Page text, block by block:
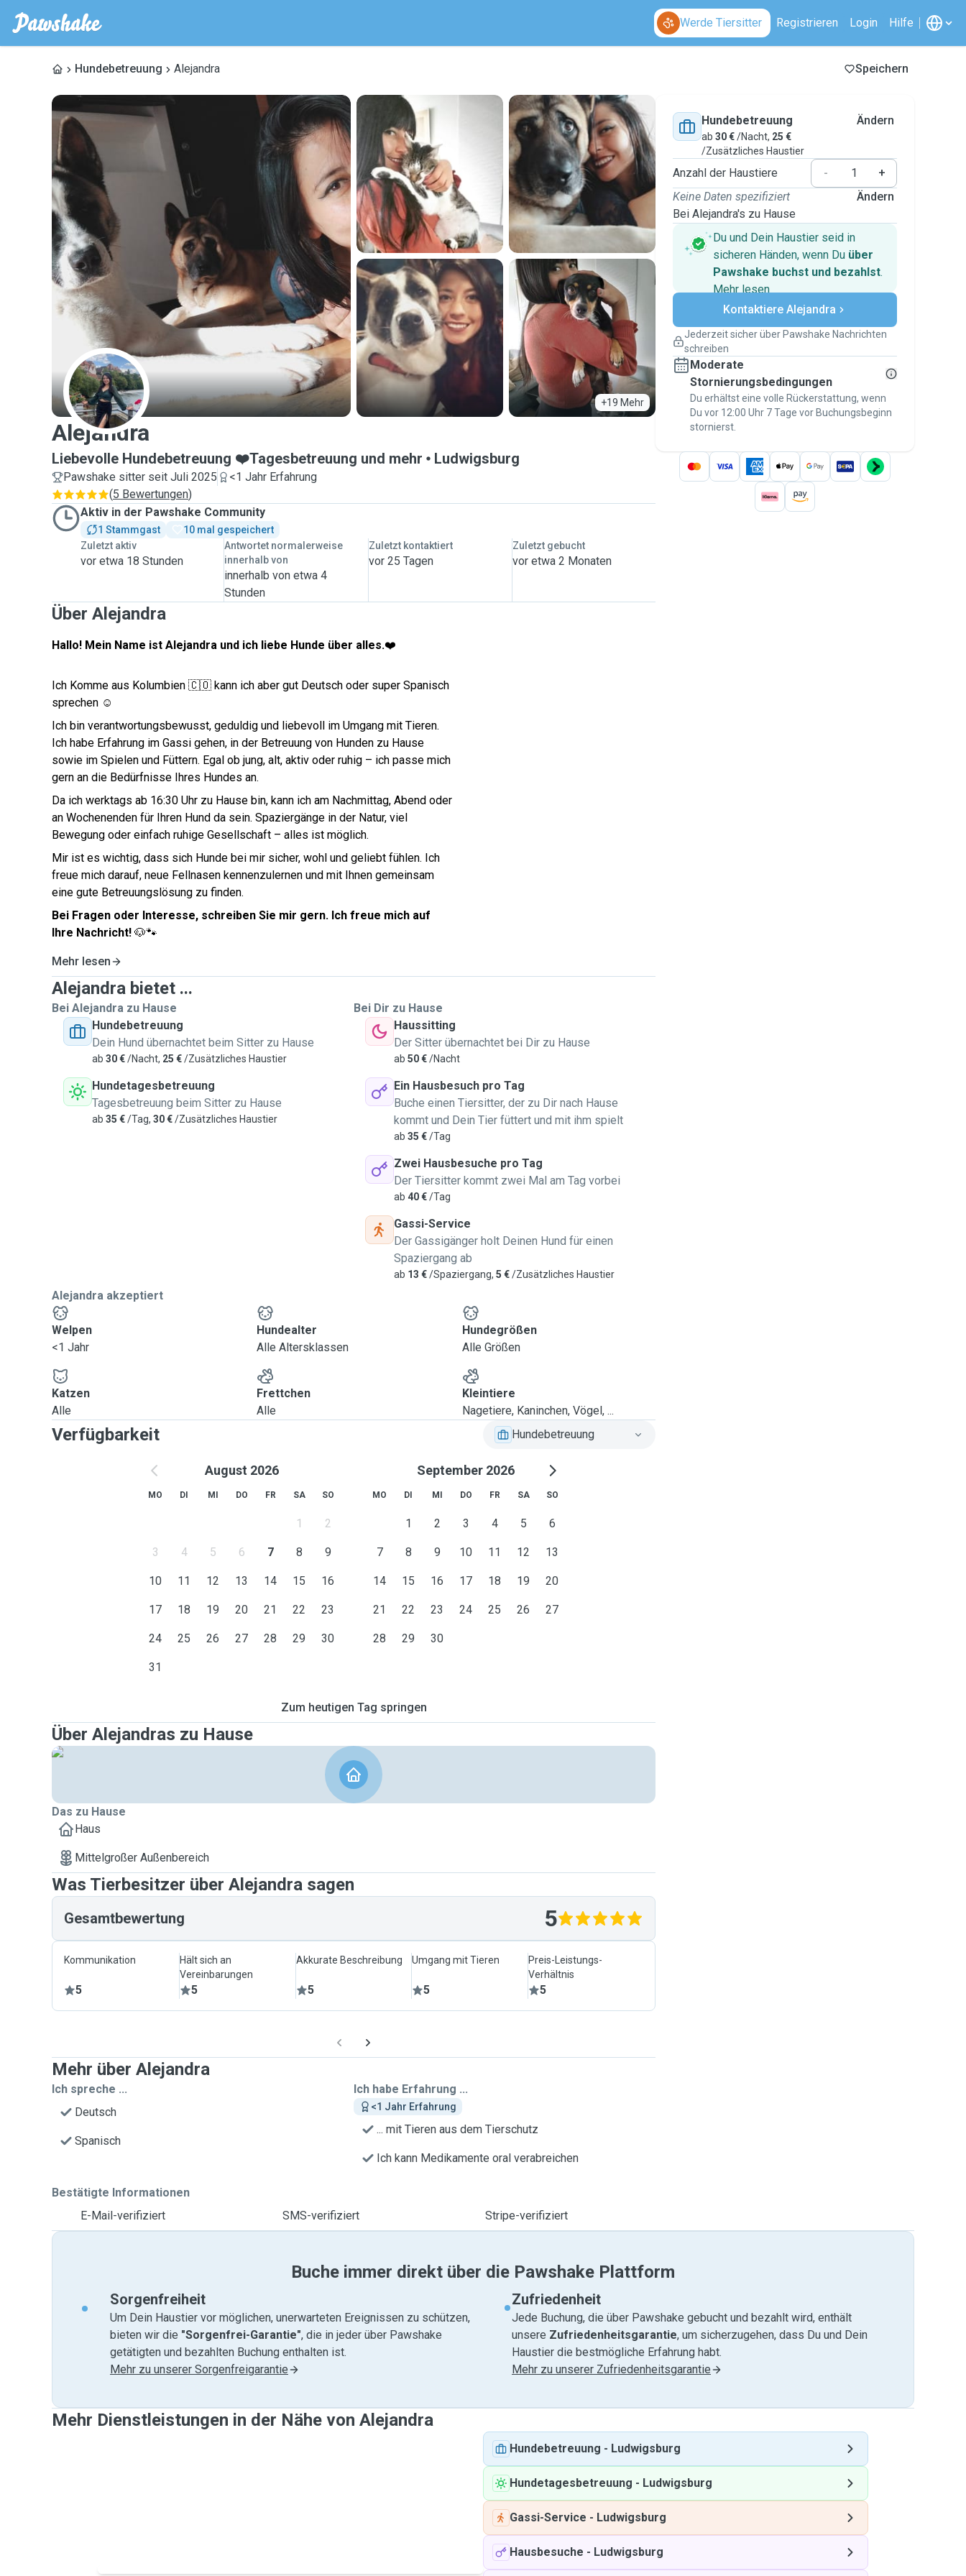
Werde Tiersitter Registrieren Login Hilfe
Hundebetreuung Alejandra Speichern
+19 Mehr
A
Alejandra
Liebevolle Hundebetreuung ❤️Tagesbetreuung und mehr Ludwigsburg
Pawshake sitter seit Juli 2025
<1 Jahr Erfahrung
(5 Bewertungen)
Aktiv in der Pawshake Community
1 Stammgast
10 mal gespeichert
Zuletzt aktiv
vor etwa 18 Stunden
Antwortet normalerweise
innerhalb von
innerhalb von etwa 4
Stunden
Zuletzt kontaktiert
vor 25 Tagen
Zuletzt gebucht
vor etwa 2 Monaten
Über Alejandra
Hallo! Mein Name ist Alejandra und ich liebe Hunde über alles.❤️
Ich Komme aus Kolumbien 🇨🇴 kann ich aber gut Deutsch oder super Spanisch
sprechen ☺️
Ich bin verantwortungsbewusst, geduldig und liebevoll im Umgang mit Tieren.
Ich habe Erfahrung im Gassi gehen, in der Betreuung von Hunden zu Hause
sowie im Spielen und Füttern. Egal ob jung, alt, aktiv oder ruhig – ich passe mich
gern an die Bedürfnisse Ihres Hundes an.
Da ich werktags ab 16:30 Uhr zu Hause bin, kann ich am Nachmittag, Abend oder
an Wochenenden für Ihren Hund da sein. Spaziergänge in der Natur, viel
Bewegung oder einfach ruhige Gesellschaft – alles ist möglich.
Mir ist es wichtig, dass sich Hunde bei mir sicher, wohl und geliebt fühlen. Ich
freue mich darauf, neue Fellnasen kennenzulernen und mit Ihnen gemeinsam
eine gute Betreuungslösung zu finden.
Bei Fragen oder Interesse, schreiben Sie mir gern. Ich freue mich auf
Ihre Nachricht! 🐶🐾
Mehr lesen
Alejandra bietet ...
Bei Alejandra zu Hause
Hundebetreuung
Dein Hund übernachtet beim Sitter zu Hause
ab 30 €/Nacht, 25 €/Zusätzliches Haustier
Hundetagesbetreuung
Tagesbetreuung beim Sitter zu Hause
ab 35 €/Tag, 30 €/Zusätzliches Haustier
Bei Dir zu Hause
Haussitting
Der Sitter übernachtet bei Dir zu Hause
ab 50 €/Nacht
Ein Hausbesuch pro Tag
Buche einen Tiersitter, der zu Dir nach Hause
kommt und Dein Tier füttert und mit ihm spielt
ab 35 €/Tag
Zwei Hausbesuche pro Tag
Der Tiersitter kommt zwei Mal am Tag vorbei
ab 40 €/Tag
Gassi-Service
Der Gassigänger holt Deinen Hund für einen
Spaziergang ab
ab 13 €/Spaziergang, 5 €/Zusätzliches Haustier
Alejandra akzeptiert
Welpen
<1 Jahr
Hundealter
Alle Altersklassen
Hundegrößen
Alle Größen
Katzen
Alle
Frettchen
Alle
Kleintiere
Nagetiere, Kaninchen, Vögel, ...
Verfügbarkeit Hundebetreuung
August 2026
MO DI MI DO FR SA SO
1 2
3 4 5 6 7 8 9
10 11 12 13 14 15 16
17 18 19 20 21 22 23
24 25 26 27 28 29 30
31
September 2026
MO DI MI DO FR SA SO
1 2 3 4 5 6
7 8 9 10 11 12 13
14 15 16 17 18 19 20
21 22 23 24 25 26 27
28 29 30
Zum heutigen Tag springen
Über Alejandras zu Hause
Das zu Hause
Haus
Mittelgroßer Außenbereich
Was Tierbesitzer über Alejandra sagen
Gesamtbewertung 5
Kommunikation
5
Hält sich an
Vereinbarungen
5
Akkurate Beschreibung
5
Umgang mit Tieren
5
Preis-Leistungs-
Verhältnis
5
Mehr über Alejandra
Ich spreche ...
Deutsch
Spanisch
Ich habe Erfahrung ...
<1 Jahr Erfahrung
... mit Tieren aus dem Tierschutz
Ich kann Medikamente oral verabreichen
Bestätigte Informationen
E-Mail-verifiziert
SMS-verifiziert Stripe-verifiziert
Hundebetreuung
ab 30 €/Nacht, 25 €
/Zusätzliches Haustier
Ändern
Anzahl der Haustiere -
+
Keine Daten spezifiziert
Bei Alejandra's zu Hause
Ändern
Du und Dein Haustier seid in
sicheren Händen, wenn Du über
Pawshake buchst und bezahlst.
Mehr lesenSichere Zahlungen
Unterstützung, falls sich Deine
Versicherte Buchungen
Erledige alles über Pawshake – von der
ersten Nachricht bis zur Bezahlung –, um
über diePawshake-Garantieabgesichert zu
sein
Kontaktiere Alejandra
Jederzeit sicher über Pawshake Nachrichten
schreiben
Moderate
Stornierungsbedingungen
Du erhältst eine volle Rückerstattung, wenn
Du vor 12:00 Uhr 7 Tage vor Buchungsbeginn
stornierst.
Buche immer direkt über die Pawshake Plattform
Sorgenfreiheit
Um Dein Haustier vor möglichen, unerwarteten Ereignissen zu schützen,
bieten wir die "Sorgenfrei-Garantie", die in jeder über Pawshake
getätigten und bezahlten Buchung enthalten ist.
Mehr zu unserer Sorgenfreigarantie
Zufriedenheit
Jede Buchung, die über Pawshake gebucht und bezahlt wird, enthält
unsere Zufriedenheitsgarantie, um sicherzugehen, dass Du und Dein
Haustier die bestmögliche Erfahrung habt.
Mehr zu unserer Zufriedenheitsgarantie
Mehr Dienstleistungen in der Nähe von Alejandra
Hundebetreuung - Ludwigsburg
Hundetagesbetreuung - Ludwigsburg
Gassi-Service - Ludwigsburg
Hausbesuche - Ludwigsburg